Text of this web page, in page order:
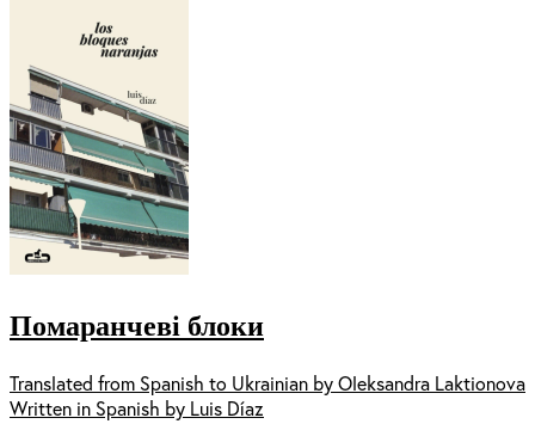
Помаранчеві блоки
Translated from Spanish to Ukrainian by Oleksandra Laktionova
Written in Spanish by Luis Díaz